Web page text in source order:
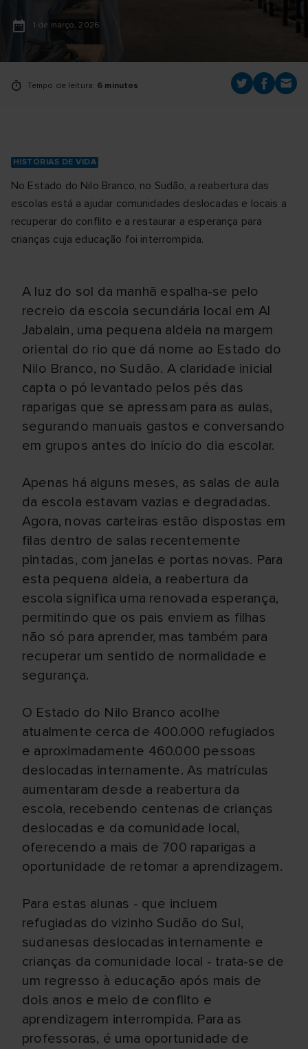
1 de março, 2026
Tempo de leitura: 6 minutos
HISTÓRIAS DE VIDA
No Estado do Nilo Branco, no Sudão, a reabertura das
escolas está a ajudar comunidades deslocadas e locais a
recuperar do conflito e a restaurar a esperança para
crianças cuja educação foi interrompida.
A luz do sol da manhã espalha-se pelo
recreio da escola secundária local em Al
Jabalain, uma pequena aldeia na margem
oriental do rio que dá nome ao Estado do
Nilo Branco, no Sudão. A claridade inicial
capta o pó levantado pelos pés das
raparigas que se apressam para as aulas,
segurando manuais gastos e conversando
em grupos antes do início do dia escolar.
Apenas há alguns meses, as salas de aula
da escola estavam vazias e degradadas.
Agora, novas carteiras estão dispostas em
filas dentro de salas recentemente
pintadas, com janelas e portas novas. Para
esta pequena aldeia, a reabertura da
escola significa uma renovada esperança,
permitindo que os pais enviem as filhas
não só para aprender, mas também para
recuperar um sentido de normalidade e
segurança.
O Estado do Nilo Branco acolhe
atualmente cerca de 400.000 refugiados
e aproximadamente 460.000 pessoas
deslocadas internamente. As matrículas
aumentaram desde a reabertura da
escola, recebendo centenas de crianças
deslocadas e da comunidade local,
oferecendo a mais de 700 raparigas a
oportunidade de retomar a aprendizagem.
Para estas alunas - que incluem
refugiadas do vizinho Sudão do Sul,
sudanesas deslocadas internamente e
crianças da comunidade local - trata-se de
um regresso à educação após mais de
dois anos e meio de conflito e
aprendizagem interrompida. Para as
professoras, é uma oportunidade de